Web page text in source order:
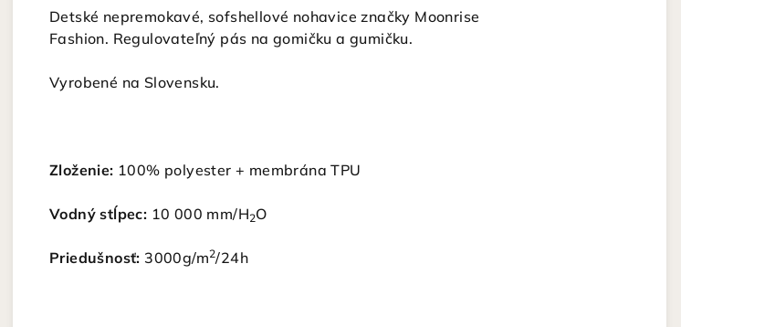
Detské nepremokavé, sofshellové nohavice značky Moonrise
Fashion. Regulovateľný pás na gomičku a gumičku.
Vyrobené na Slovensku.
Zloženie: 100% polyester + membrána TPU
Vodný stĺpec: 10 000 mm/H2O
Priedušnosť: 3000g/m2/24h